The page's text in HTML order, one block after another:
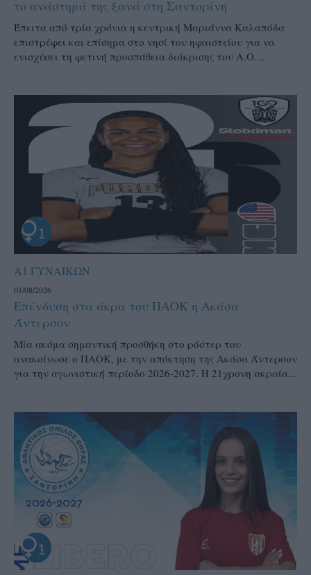
το ανάστημά της ξανά στη Σαντορίνη
Έπειτα από τρία χρόνια η κεντρική Μαριάννα Καλαπόδα
επιστρέφει και επίσημα στο νησί του ηφαιστείου για να
ενισχύσει τη φετινή προσπάθεια διάκρισης του Α.Ο....
Α1 ΓΥΝΑΙΚΩΝ
01/08/2026
Επένδυση στα άκρα του ΠΑΟΚ η Ακάσα
Άντερσον
Μία ακόμα σημαντική προσθήκη στο ρόστερ του
ανακοίνωσε ο ΠΑΟΚ, με την απόκτηση της Ακάσα Άντερσον
για την αγωνιστική περίοδο 2026-2027. Η 21χρονη ακραία...